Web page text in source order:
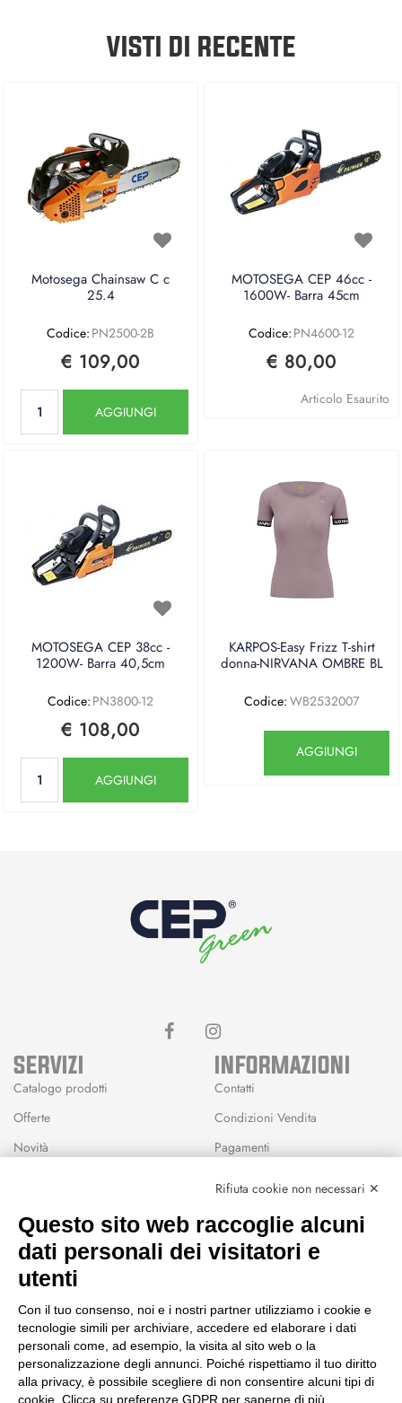
VISTI DI RECENTE
Motosega Chainsaw C c
25.4
Codice: PN2500-2B
€ 109,00
AGGIUNGI
MOTOSEGA CEP 46cc -
1600W- Barra 45cm
Codice: PN4600-12
€ 80,00
Articolo Esaurito
MOTOSEGA CEP 38cc -
1200W- Barra 40,5cm
Codice: PN3800-12
€ 108,00
AGGIUNGI
KARPOS-Easy Frizz T-shirt
donna-NIRVANA OMBRE BL
Codice: WB2532007
AGGIUNGI
SERVIZI
Catalogo prodotti
Offerte
Novità
Wishlist
INFORMAZIONI
Contatti
Condizioni Vendita
Pagamenti
CEP GREEN
Fanano (MO)
059 8676485
349 9202419
388 8659473
info@cepgreen.com
Rifiuta cookie non necessari ✕
Questo sito web raccoglie alcuni
dati personali dei visitatori e
utenti
Con il tuo consenso, noi e i nostri partner utilizziamo i cookie e
tecnologie simili per archiviare, accedere ed elaborare i dati
personali come, ad esempio, la visita al sito web o la
personalizzazione degli annunci. Poiché rispettiamo il tuo diritto
alla privacy, è possibile scegliere di non consentire alcuni tipi di
cookie. Clicca su preferenze GDPR per saperne di più.